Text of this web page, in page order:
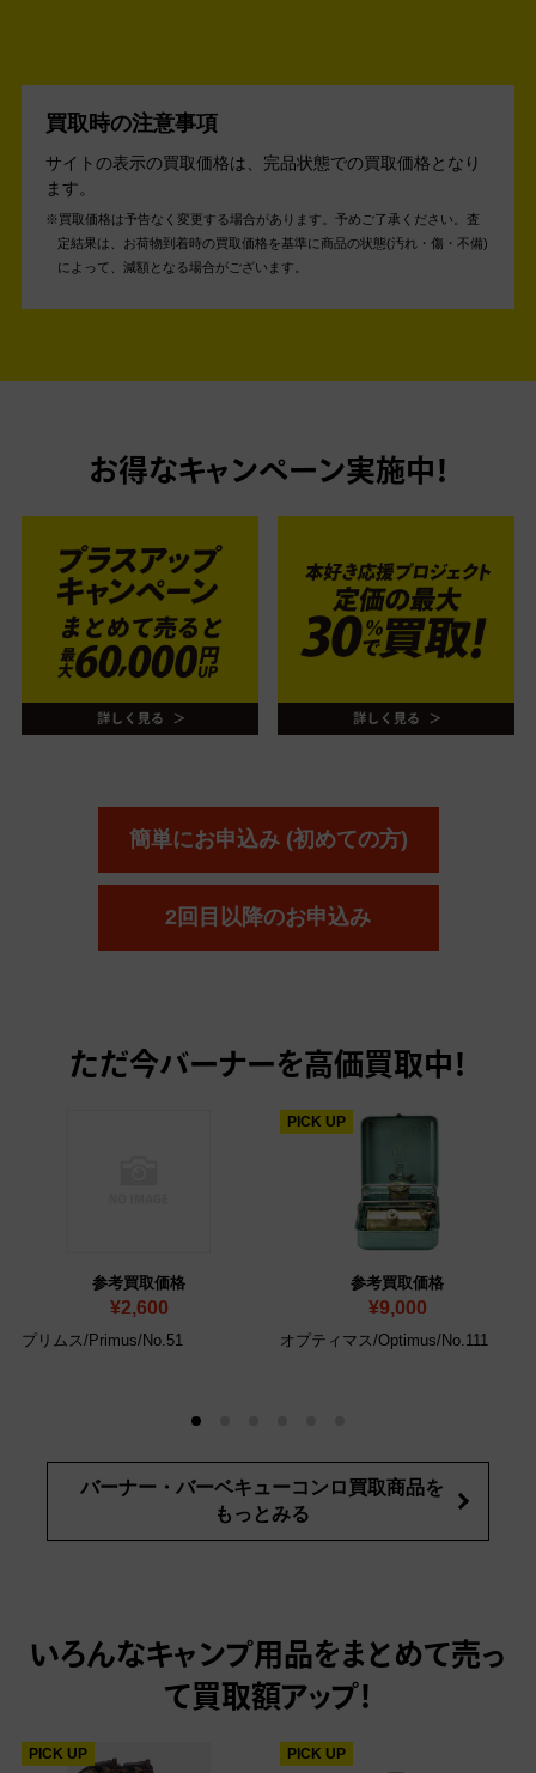
買取時の注意事項
サイトの表示の買取価格は、完品状態での買取価格となり
ます。
買取価格は予告なく変更する場合があります。予めご了承ください。 査
定結果は、お荷物到着時の買取価格を基準に商品の状態(汚れ・傷・不備)
によって、減額となる場合がございます。
お得なキャンペーン実施中！
簡単にお申込み (初めての方)
2回目以降のお申込み
ただ今バーナーを高価買取中！
参考買取価格
¥2,600
プリムス/Primus/No.51
参考買取価格
¥9,000
PICK UP
オプティマス/Optimus/No.111
バーナー・バーベキューコンロ買取商品を
もっとみる
いろんなキャンプ用品をまとめて売っ
て 買取額アップ！
PICK UP PICK UP